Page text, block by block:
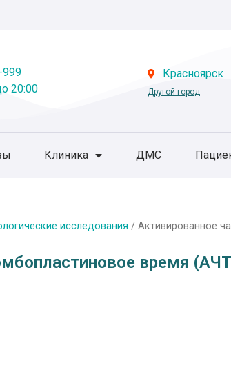
999
20:00
Красноярск
Другой город
Клиника ДМС
исследования / Активированное
время